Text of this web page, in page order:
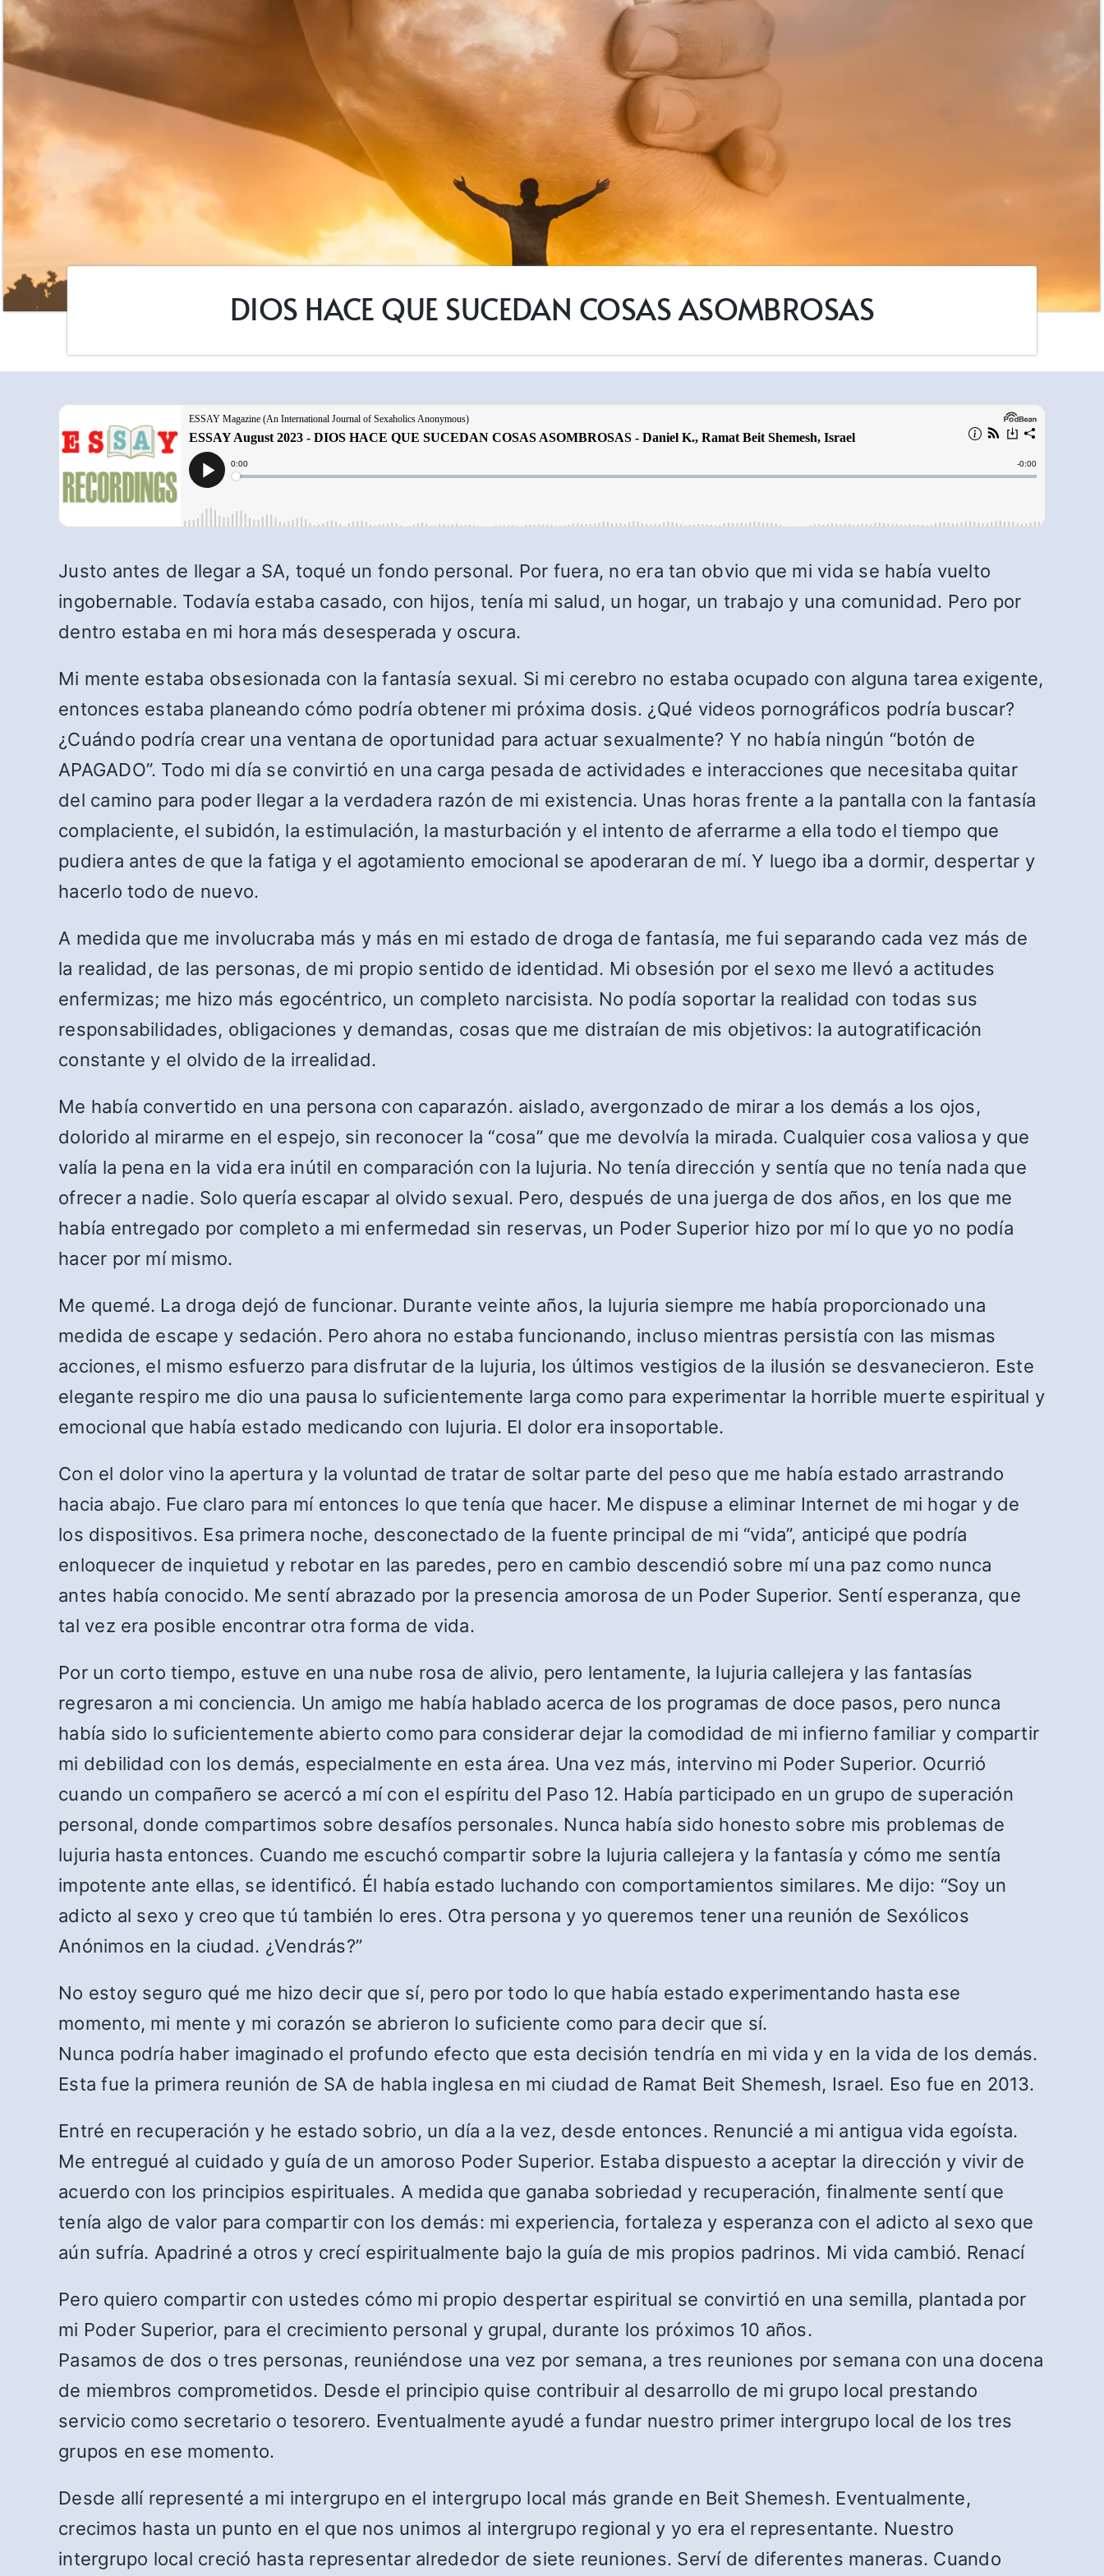
DIOS HACE QUE SUCEDAN COSAS ASOMBROSAS
Justo antes de llegar a SA, toqué un fondo personal. Por fuera, no era tan obvio que mi vida se había vuelto
ingobernable. Todavía estaba casado, con hijos, tenía mi salud, un hogar, un trabajo y una comunidad. Pero por
dentro estaba en mi hora más desesperada y oscura.
Mi mente estaba obsesionada con la fantasía sexual. Si mi cerebro no estaba ocupado con alguna tarea exigente,
entonces estaba planeando cómo podría obtener mi próxima dosis. ¿Qué videos pornográficos podría buscar?
¿Cuándo podría crear una ventana de oportunidad para actuar sexualmente? Y no había ningún “botón de
APAGADO”. Todo mi día se convirtió en una carga pesada de actividades e interacciones que necesitaba quitar
del camino para poder llegar a la verdadera razón de mi existencia. Unas horas frente a la pantalla con la fantasía
complaciente, el subidón, la estimulación, la masturbación y el intento de aferrarme a ella todo el tiempo que
pudiera antes de que la fatiga y el agotamiento emocional se apoderaran de mí. Y luego iba a dormir, despertar y
hacerlo todo de nuevo.
A medida que me involucraba más y más en mi estado de droga de fantasía, me fui separando cada vez más de
la realidad, de las personas, de mi propio sentido de identidad. Mi obsesión por el sexo me llevó a actitudes
enfermizas; me hizo más egocéntrico, un completo narcisista. No podía soportar la realidad con todas sus
responsabilidades, obligaciones y demandas, cosas que me distraían de mis objetivos: la autogratificación
constante y el olvido de la irrealidad.
Me había convertido en una persona con caparazón. aislado, avergonzado de mirar a los demás a los ojos,
dolorido al mirarme en el espejo, sin reconocer la “cosa” que me devolvía la mirada. Cualquier cosa valiosa y que
valía la pena en la vida era inútil en comparación con la lujuria. No tenía dirección y sentía que no tenía nada que
ofrecer a nadie. Solo quería escapar al olvido sexual. Pero, después de una juerga de dos años, en los que me
había entregado por completo a mi enfermedad sin reservas, un Poder Superior hizo por mí lo que yo no podía
hacer por mí mismo.
Me quemé. La droga dejó de funcionar. Durante veinte años, la lujuria siempre me había proporcionado una
medida de escape y sedación. Pero ahora no estaba funcionando, incluso mientras persistía con las mismas
acciones, el mismo esfuerzo para disfrutar de la lujuria, los últimos vestigios de la ilusión se desvanecieron. Este
elegante respiro me dio una pausa lo suficientemente larga como para experimentar la horrible muerte espiritual y
emocional que había estado medicando con lujuria. El dolor era insoportable.
Con el dolor vino la apertura y la voluntad de tratar de soltar parte del peso que me había estado arrastrando
hacia abajo. Fue claro para mí entonces lo que tenía que hacer. Me dispuse a eliminar Internet de mi hogar y de
los dispositivos. Esa primera noche, desconectado de la fuente principal de mi “vida”, anticipé que podría
enloquecer de inquietud y rebotar en las paredes, pero en cambio descendió sobre mí una paz como nunca
antes había conocido. Me sentí abrazado por la presencia amorosa de un Poder Superior. Sentí esperanza, que
tal vez era posible encontrar otra forma de vida.
Por un corto tiempo, estuve en una nube rosa de alivio, pero lentamente, la lujuria callejera y las fantasías
regresaron a mi conciencia. Un amigo me había hablado acerca de los programas de doce pasos, pero nunca
había sido lo suficientemente abierto como para considerar dejar la comodidad de mi infierno familiar y compartir
mi debilidad con los demás, especialmente en esta área. Una vez más, intervino mi Poder Superior. Ocurrió
cuando un compañero se acercó a mí con el espíritu del Paso 12. Había participado en un grupo de superación
personal, donde compartimos sobre desafíos personales. Nunca había sido honesto sobre mis problemas de
lujuria hasta entonces. Cuando me escuchó compartir sobre la lujuria callejera y la fantasía y cómo me sentía
impotente ante ellas, se identificó. Él había estado luchando con comportamientos similares. Me dijo: “Soy un
adicto al sexo y creo que tú también lo eres. Otra persona y yo queremos tener una reunión de Sexólicos
Anónimos en la ciudad. ¿Vendrás?”
No estoy seguro qué me hizo decir que sí, pero por todo lo que había estado experimentando hasta ese
momento, mi mente y mi corazón se abrieron lo suficiente como para decir que sí.
Nunca podría haber imaginado el profundo efecto que esta decisión tendría en mi vida y en la vida de los demás.
Esta fue la primera reunión de SA de habla inglesa en mi ciudad de Ramat Beit Shemesh, Israel. Eso fue en 2013.
Entré en recuperación y he estado sobrio, un día a la vez, desde entonces. Renuncié a mi antigua vida egoísta.
Me entregué al cuidado y guía de un amoroso Poder Superior. Estaba dispuesto a aceptar la dirección y vivir de
acuerdo con los principios espirituales. A medida que ganaba sobriedad y recuperación, finalmente sentí que
tenía algo de valor para compartir con los demás: mi experiencia, fortaleza y esperanza con el adicto al sexo que
aún sufría. Apadriné a otros y crecí espiritualmente bajo la guía de mis propios padrinos. Mi vida cambió. Renací
Pero quiero compartir con ustedes cómo mi propio despertar espiritual se convirtió en una semilla, plantada por
mi Poder Superior, para el crecimiento personal y grupal, durante los próximos 10 años.
Pasamos de dos o tres personas, reuniéndose una vez por semana, a tres reuniones por semana con una docena
de miembros comprometidos. Desde el principio quise contribuir al desarrollo de mi grupo local prestando
servicio como secretario o tesorero. Eventualmente ayudé a fundar nuestro primer intergrupo local de los tres
grupos en ese momento.
Desde allí representé a mi intergrupo en el intergrupo local más grande en Beit Shemesh. Eventualmente,
crecimos hasta un punto en el que nos unimos al intergrupo regional y yo era el representante. Nuestro
intergrupo local creció hasta representar alrededor de siete reuniones. Serví de diferentes maneras. Cuando